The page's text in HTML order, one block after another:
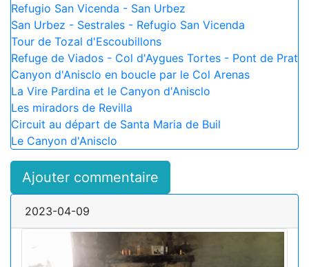
Refugio San Vicenda - San Urbez
San Urbez - Sestrales - Refugio San Vicenda
Tour de Tozal d'Escoubillons
Refuge de Viados - Col d'Aygues Tortes - Pont de Prat
Canyon d'Anisclo en boucle par le Col Arenas
La Vire Pardina et le Canyon d'Anisclo
Les miradors de Revilla
Circuit au départ de Santa Maria de Buil
Le Canyon d'Anisclo
Ajouter commentaire
2023-04-09